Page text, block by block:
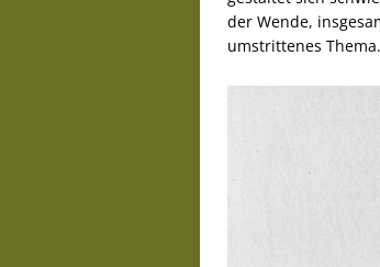
der Wende,
umstrittenes